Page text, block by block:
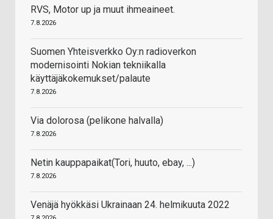
RVS, Motor up ja muut ihmeaineet.
7.8.2026
Suomen Yhteisverkko Oy:n radioverkon
modernisointi Nokian tekniikalla
käyttäjäkokemukset/palaute
7.8.2026
Via dolorosa (pelikone halvalla)
7.8.2026
Netin kauppapaikat(Tori, huuto, ebay, ...)
7.8.2026
Venäjä hyökkäsi Ukrainaan 24. helmikuuta 2022